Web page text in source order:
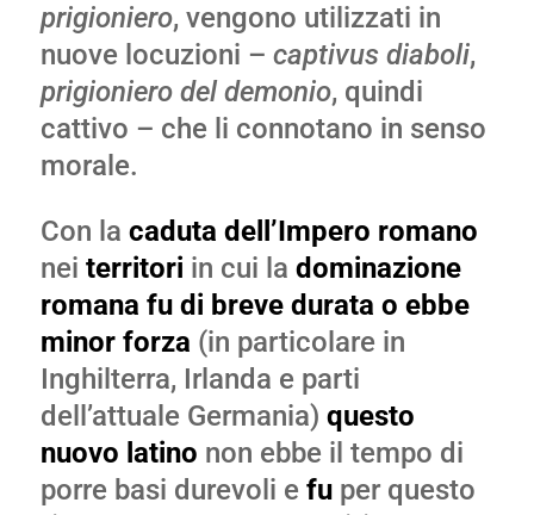
prigioniero, vengono utilizzati in
nuove locuzioni – captivus diaboli,
prigioniero del demonio, quindi
cattivo – che li connotano in senso
morale.
Con la caduta dell’Impero romano
nei territori in cui la dominazione
romana fu di breve durata o ebbe
minor forza (in particolare in
Inghilterra, Irlanda e parti
dell’attuale Germania) questo
nuovo latino non ebbe il tempo di
porre basi durevoli e fu per questo